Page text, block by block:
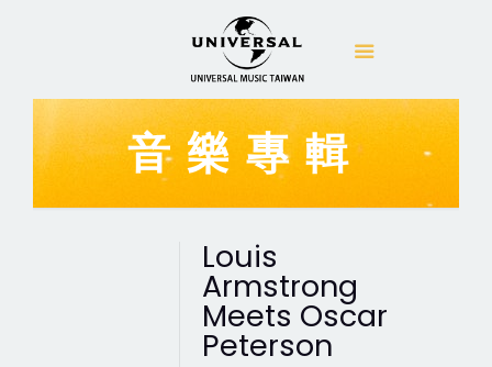
音樂專輯
Louis
Armstrong
Meets Oscar
Peterson